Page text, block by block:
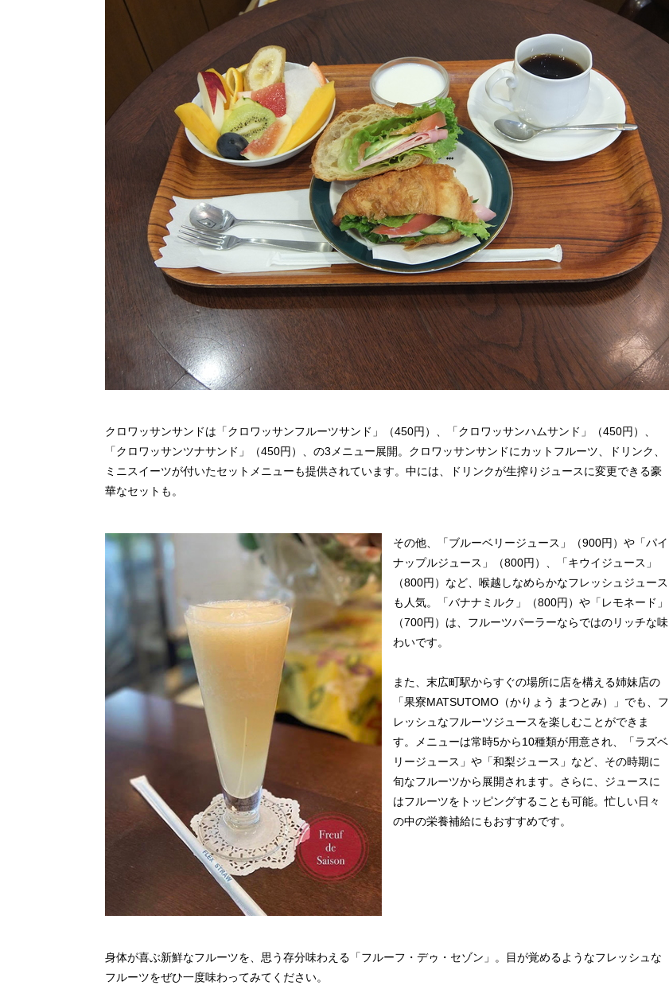
クロワッサンサンドは「クロワッサンフルーツサンド」（450円）、「クロワッサンハムサンド」（450円）、
「クロワッサンツナサンド」（450円）、の3メニュー展開。クロワッサンサンドにカットフルーツ、ドリンク、
ミニスイーツが付いたセットメニューも提供されています。中には、ドリンクが生搾りジュースに変更できる豪
華なセットも。
その他、「ブルーベリージュース」（900円）や「パイ
ナップルジュース」（800円）、「キウイジュース」
（800円）など、喉越しなめらかなフレッシュジュース
も人気。「バナナミルク」（800円）や「レモネード」
（700円）は、フルーツパーラーならではのリッチな味
わいです。
また、末広町駅からすぐの場所に店を構える姉妹店の
「果寮MATSUTOMO（かりょう まつとみ）」でも、フ
レッシュなフルーツジュースを楽しむことができま
す。メニューは常時5から10種類が用意され、「ラズベ
リージュース」や「和梨ジュース」など、その時期に
旬なフルーツから展開されます。さらに、ジュースに
はフルーツをトッピングすることも可能。忙しい日々
の中の栄養補給にもおすすめです。
身体が喜ぶ新鮮なフルーツを、思う存分味わえる「フルーフ・デゥ・セゾン」。目が覚めるようなフレッシュな
フルーツをぜひ一度味わってみてください。